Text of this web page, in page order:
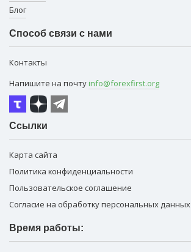
Блог
Способ связи с нами
Контакты
Напишите на почту info@forexfirst.org
Ссылки
Карта сайта
Политика конфиденциальности
Пользовательское соглашение
Согласие на обработку персональных данных
Время работы: